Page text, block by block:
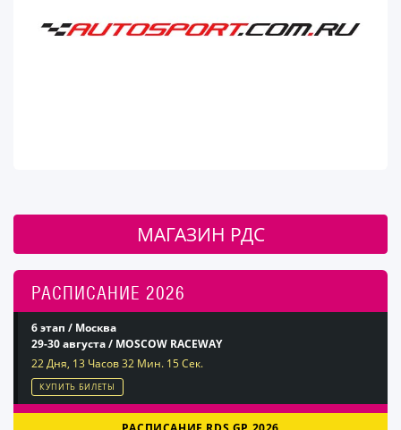
МАГАЗИН РДС
РАСПИСАНИЕ 2026
6 этап / Москва
29-30 августа / MOSCOW RACEWAY
22 Дня, 13 Часов 32 Мин. 13 Сек.
КУПИТЬ БИЛЕТЫ